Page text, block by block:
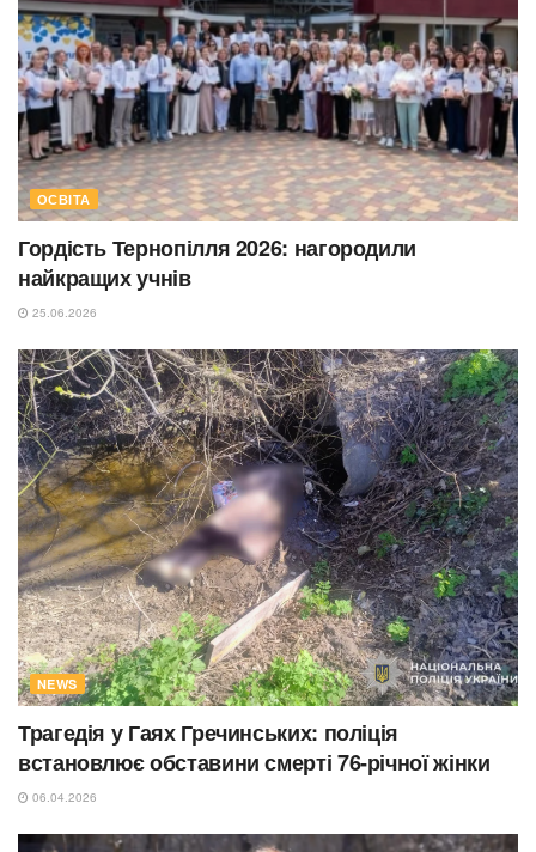
ОСВІТА
Гордість Тернопілля 2026: нагородили
найкращих учнів
25.06.2026
NEWS
Трагедія у Гаях Гречинських: поліція
встановлює обставини смерті 76-річної жінки
06.04.2026